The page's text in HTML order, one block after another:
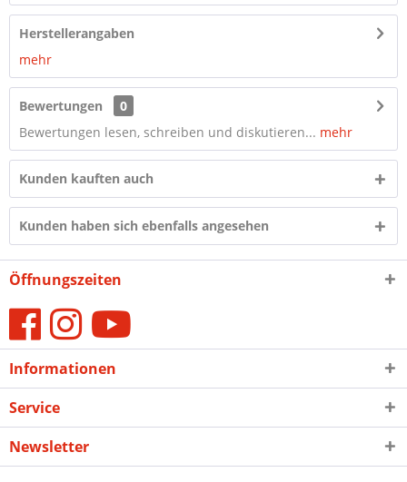
Herstellerangaben
mehr
Bewertungen
0
Bewertungen lesen, schreiben und diskutieren... mehr
Kunden kauften auch
Kunden haben sich ebenfalls angesehen
Öffnungszeiten
Informationen
Service
Newsletter